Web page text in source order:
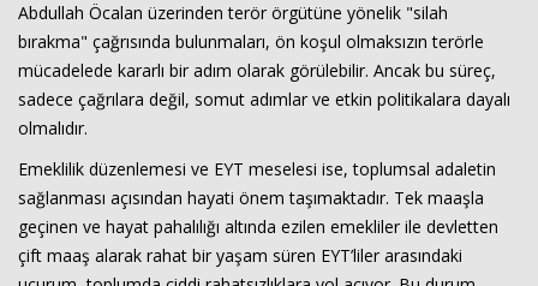
Abdullah Öcalan üzerinden terör örgütüne yönelik "silah
bırakma" çağrısında bulunmaları, ön koşul olmaksızın terörle
mücadelede kararlı bir adım olarak görülebilir. Ancak bu süreç,
sadece çağrılara değil, somut adımlar ve etkin politikalara dayalı
olmalıdır.
Emeklilik düzenlemesi ve EYT meselesi ise, toplumsal adaletin
sağlanması açısından hayati önem taşımaktadır. Tek maaşla
geçinen ve hayat pahalılığı altında ezilen emekliler ile devletten
çift maaş alarak rahat bir yaşam süren EYT’liler arasındaki